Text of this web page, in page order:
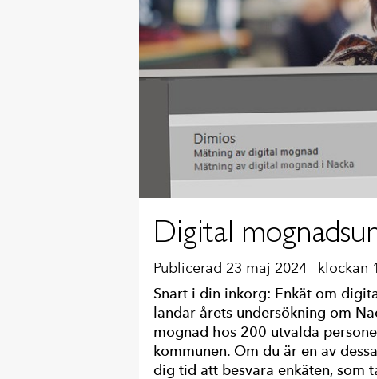
Digital
Publicerad 23 maj 2024 klockan
Snart i din inkorg: Enkät om
landar årets undersökning om
mognad hos 200 utvalda
kommunen. Om du är en av
dig tid att besvara enkäten, som